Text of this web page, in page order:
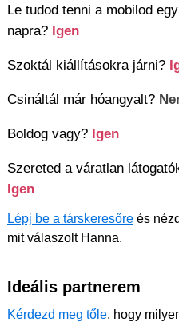
Le tudod tenni a mobilod egy
napra? Igen
Szoktál kiállításokra járni?
Csináltál már hóangyalt?
Boldog vagy? Igen
Szereted a váratlan
Igen
Lépj be a társkeresőre és
mit válaszolt Hanna.
Ideális partnerem
Kérdezd meg tőle, hogy